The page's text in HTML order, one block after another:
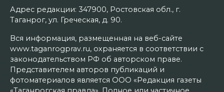
Адрес редакции: 347900, Ростовская обл., г.
Таганрог, ул. Греческая, д. 90.
Вся информация, размещенная на веб-сайте
www.taganrogprav.ru, охраняется в соответствии с
законодательством РФ об авторском праве.
Представителем авторов публикаций и
фотоматериалов является ООО «Редакция газеты